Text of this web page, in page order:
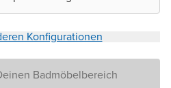
Konfigurationen
Badmöbelbereich